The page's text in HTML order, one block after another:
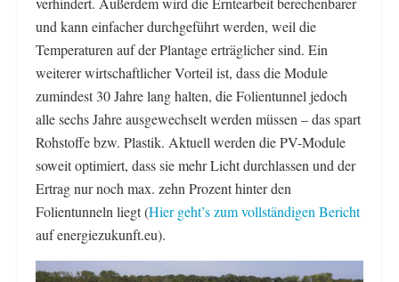
und kann einfacher durchgeführt werden, weil die
Temperaturen auf der Plantage erträglicher sind. Ein
weiterer wirtschaftlicher Vorteil ist, dass die Module
zumindest 30 Jahre lang halten, die Folientunnel jedoch
alle sechs Jahre ausgewechselt werden müssen – das spart
Rohstoffe bzw. Plastik. Aktuell werden die PV-Module
soweit optimiert, dass sie mehr Licht durchlassen und der
Ertrag nur noch max. zehn Prozent hinter den
Folientunneln liegt (Hier geht’s zum vollständigen Bericht
auf energiezukunft.eu).